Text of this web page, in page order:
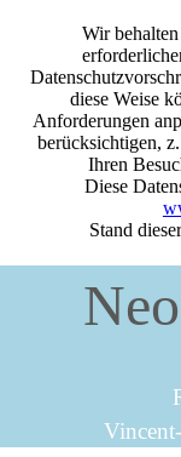
Wir
diese Weise
Anforderungen
berücksichtigen,
Ihren
Diese
Stand